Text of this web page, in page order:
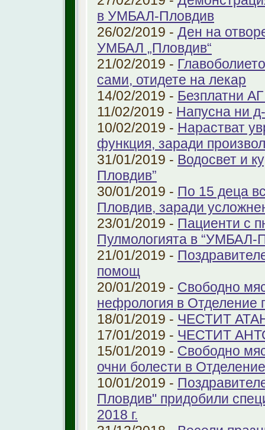
в УМБАЛ-Пловдив
26/02/2019 - Ден на
УМБАЛ „Пловдив“
21/02/2019 -
сами, отидете на лекар
14/02/2019 - Безплатни
11/02/2019 - Напусна ни
10/02/2019 - Нарастват
функция, заради
31/01/2019 - Водосвет и
Пловдив”
30/01/2019 - По 15 деца
Пловдив, заради
23/01/2019 - Пациенти с
Пулмологията в “УМБАЛ-
21/01/2019 -
помощ
20/01/2019 - Свободно
нефрология в Отделение
18/01/2019 - ЧЕСТИТ
17/01/2019 - ЧЕСТИТ
15/01/2019 - Свободно
очни болести в
10/01/2019 -
Пловдив" придобили
2018 г.